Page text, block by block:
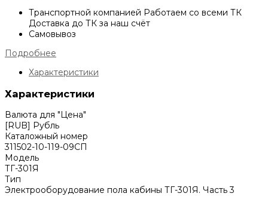
Транспортной компанией Работаем со всеми ТК
Доставка до ТК за наш счёт
Самовывоз
Подробнее
Характеристики
Характеристики
Валюта для "Цена"
[RUB] Рубль
Каталожный номер
311502-10-119-09СП
Модель
ТГ-301Я
Тип
Электрооборудование пола кабины ТГ-301Я. Часть 3